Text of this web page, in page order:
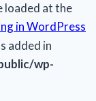
loaded at the
in WordPress
added in
wp-